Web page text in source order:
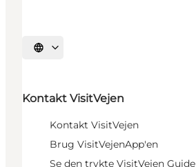
Sprache auswählen
Kontakt VisitVejen
Kontakt VisitVejen
Brug VisitVejenApp'en
Se den trykte VisitVejen Guide